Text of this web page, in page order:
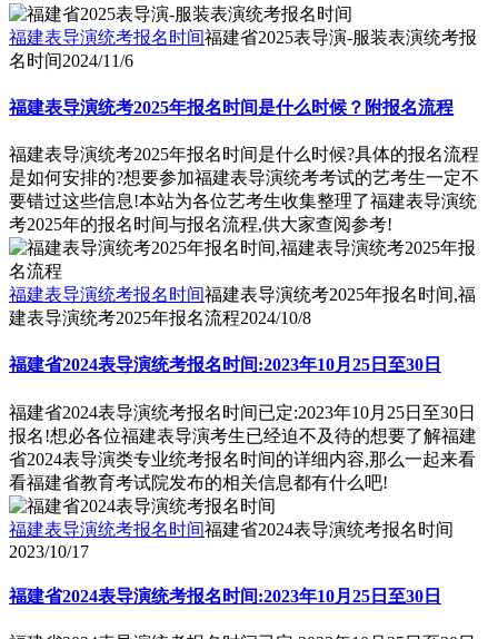
福建表导演统考报名时间福建省2025表导演-服装表演统考报
名时间2024/11/6
福建表导演统考2025年报名时间是什么时候？附报名流程
福建表导演统考2025年报名时间是什么时候?具体的报名流程
是如何安排的?想要参加福建表导演统考考试的艺考生一定不
要错过这些信息!本站为各位艺考生收集整理了福建表导演统
考2025年的报名时间与报名流程,供大家查阅参考!
福建表导演统考报名时间福建表导演统考2025年报名时间,福
建表导演统考2025年报名流程2024/10/8
福建省2024表导演统考报名时间:2023年10月25日至30日
福建省2024表导演统考报名时间已定:2023年10月25日至30日
报名!想必各位福建表导演考生已经迫不及待的想要了解福建
省2024表导演类专业统考报名时间的详细内容,那么一起来看
看福建省教育考试院发布的相关信息都有什么吧!
福建表导演统考报名时间福建省2024表导演统考报名时间
2023/10/17
福建省2024表导演统考报名时间:2023年10月25日至30日